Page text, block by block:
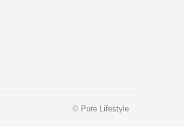
© Pure Lifestyle